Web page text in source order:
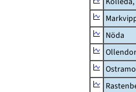
Nöda